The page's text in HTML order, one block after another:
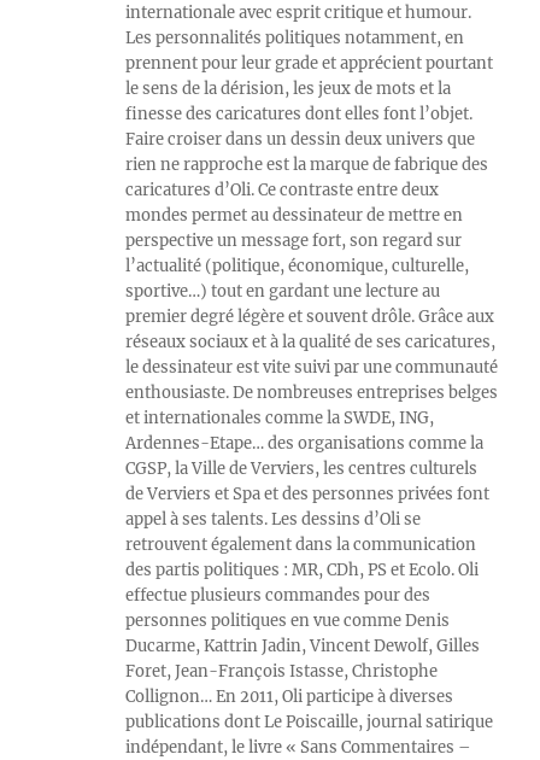
internationale avec esprit critique et humour.
Les personnalités politiques notamment, en
prennent pour leur grade et apprécient pourtant
le sens de la dérision, les jeux de mots et la
finesse des caricatures dont elles font l’objet.
Faire croiser dans un dessin deux univers que
rien ne rapproche est la marque de fabrique des
caricatures d’Oli. Ce contraste entre deux
mondes permet au dessinateur de mettre en
perspective un message fort, son regard sur
l’actualité (politique, économique, culturelle,
sportive…) tout en gardant une lecture au
premier degré légère et souvent drôle. Grâce aux
réseaux sociaux et à la qualité de ses caricatures,
le dessinateur est vite suivi par une communauté
enthousiaste. De nombreuses entreprises belges
et internationales comme la SWDE, ING,
Ardennes-Etape… des organisations comme la
CGSP, la Ville de Verviers, les centres culturels
de Verviers et Spa et des personnes privées font
appel à ses talents. Les dessins d’Oli se
retrouvent également dans la communication
des partis politiques : MR, CDh, PS et Ecolo. Oli
effectue plusieurs commandes pour des
personnes politiques en vue comme Denis
Ducarme, Kattrin Jadin, Vincent Dewolf, Gilles
Foret, Jean-François Istasse, Christophe
Collignon… En 2011, Oli participe à diverses
publications dont Le Poiscaille, journal satirique
indépendant, le livre « Sans Commentaires –